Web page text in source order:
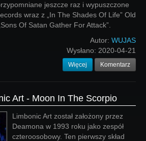
jeszcze raz i wypuszczone
wraz z „In The Shades Of Life” Old
Of Satan Gather For Attack”.
Autor: WUJAS
Wysłano: 2020-04-21
Więcej Komentarz
Art - Moon In The Scorpio
Limbonic Art został założony przez
Deamona w 1993 roku jako zespół
czteroosobowy. Ten pierwszy skład